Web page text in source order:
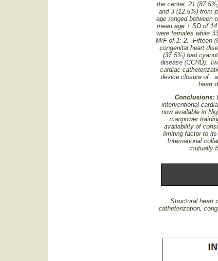
the center, 21
and 3 (12.5%) from
age ranged between
mean age + SD of
were females while
M/F of 1: 2. Fifteen
congenital heart
(37.5%) had
disease (CCHD).
cardiac
device closure of
heart
Conclusions:
interventional
now available in
manpower
availability of
limiting factor to
International
mutually
Structural heart
catheterization,